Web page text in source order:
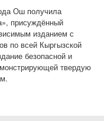
Ош получила
присуждённый
изданием с
по всей Кыргызской
безопасной и
твердую